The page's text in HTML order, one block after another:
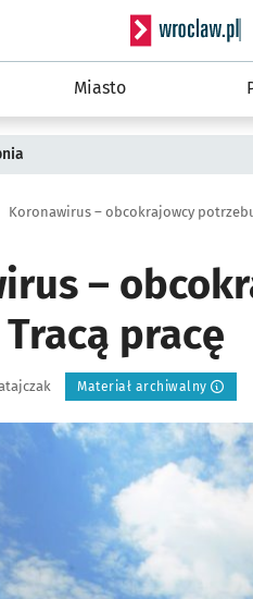
Serwis
Miasto
Koronawirus – obcokrajowcy
–
pracę
Materiał archiwalny